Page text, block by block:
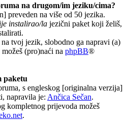
na drugom/im jeziku/cima?
preveden na više od 50 jezika.
instalirao/la jezični paket koji želiš,
tvoj jezik, slobodno ga napravi (a)
(pro)naći na phpBB®
paketu
s engleskog [originalna verzija]
napravila je: Ančica Sečan.
kompletnog prijevoda možeš
.